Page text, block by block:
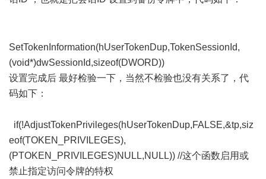
SetTokenInformation(hUserTokenDup,TokenSessionId,
(void*)dwSessionId,sizeof(DWORD))
设置完成后 最好检验一下，当然不检验也没有关系了，代
码如下：
if(!AdjustTokenPrivileges(hUserTokenDup,FALSE,&tp,siz
eof(TOKEN_PRIVILEGES),
(PTOKEN_PRIVILEGES)NULL,NULL)) //这个函数启用或
禁止指定访问令牌的特权